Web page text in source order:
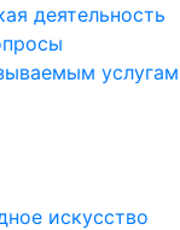
деятельность
услугам
искусство